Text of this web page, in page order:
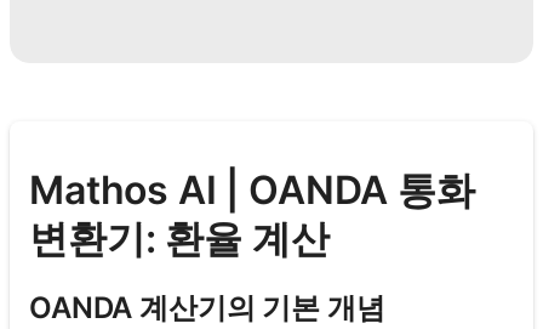
Mathos AI | OANDA 통화
변환기: 환율 계산
OANDA 계산기의 기본 개념